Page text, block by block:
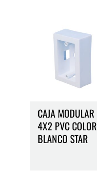
CAJA MODULAR
4X2 PVC COLOR
BLANCO STAR